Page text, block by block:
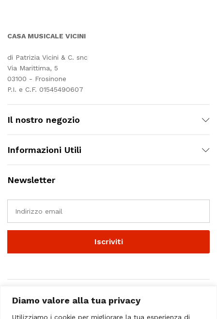
Diamo valore alla tua privacy
Utilizziamo i cookie per migliorare la tua esperienza di
CASA MUSICALE VICINI
di Patrizia Vicini & C. snc
Via Marittima, 5
03100 - Frosinone
P.I. e C.F. 01545490607
Il nostro negozio
Informazioni Utili
Newsletter